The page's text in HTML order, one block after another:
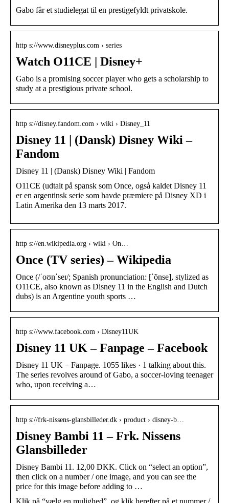
Gabo får et studielegat til en prestigefyldt privatskole.
http s://www.disneyplus.com › series
Watch O11CE | Disney+
Gabo is a promising soccer player who gets a scholarship to
study at a prestigious private school.
http s://disney.fandom.com › wiki › Disney_11
Disney 11 | (Dansk) Disney Wiki –
Fandom
Disney 11 | (Dansk) Disney Wiki | Fandom
O11CE (udtalt på spansk som Once, også kaldet Disney 11
er en argentinsk serie som havde præmiere på Disney XD i
Latin Amerika den 13 marts 2017.
http s://en.wikipedia.org › wiki › On…
Once (TV series) – Wikipedia
Once (/ˈoʊnˈseɪ/; Spanish pronunciation: [ˈõnse], stylized as
O11CE, also known as Disney 11 in the English and Dutch
dubs) is an Argentine youth sports …
http s://www.facebook.com › Disney11UK
Disney 11 UK – Fanpage – Facebook
Disney 11 UK – Fanpage. 1055 likes · 1 talking about this.
The series revolves around of Gabo, a soccer-loving teenager
who, upon receiving a…
http s://frk-nissens-glansbilleder.dk › product › disney-b…
Disney Bambi 11 – Frk. Nissens
Glansbilleder
Disney Bambi 11. 12,00 DKK. Click on “select an option”,
then click on a number / one image, and you can see the
price for this image before adding to …
Klik på “vælg en mulighed”, og klik herefter på et nummer /